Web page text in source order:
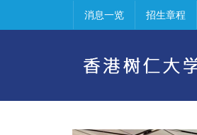
消息一览 招生章程